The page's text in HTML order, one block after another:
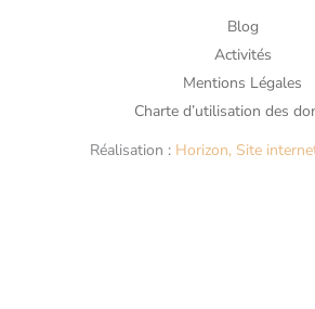
Blog
Activités
Mentions Légales
Charte d’utilisation des
Réalisation : Horizon, Site